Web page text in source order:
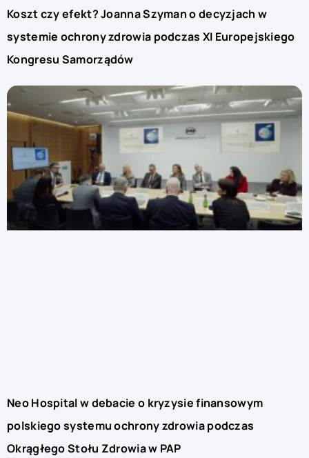
Koszt czy efekt? Joanna Szyman o decyzjach w
systemie ochrony zdrowia podczas XI Europejskiego
Kongresu Samorządów
Neo Hospital w debacie o kryzysie finansowym
polskiego systemu ochrony zdrowia podczas
Okrągłego Stołu Zdrowia w PAP